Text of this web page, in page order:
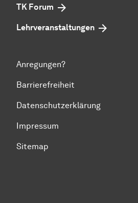
TK Forum
Lehrveranstaltungen
Anregungen?
Barrierefreiheit
Datenschutzerklärung
Impressum
Sitemap